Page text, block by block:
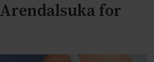
for